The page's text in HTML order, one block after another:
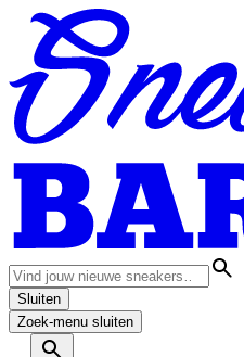
Sluiten
Zoek-menu sluiten